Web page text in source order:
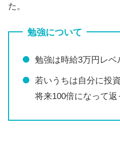
た。
勉強について
勉強は時給3万円レベ
若いうちは自分に投
将来100倍になって返